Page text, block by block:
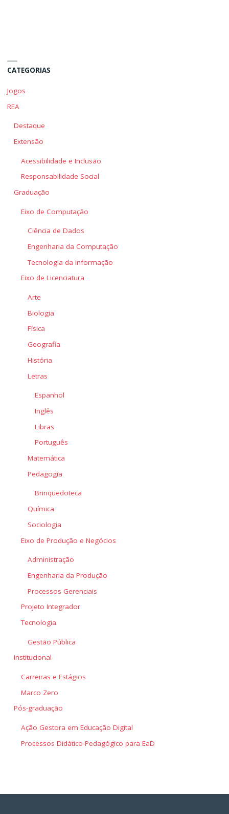
CATEGORIAS
Jogos
REA
Destaque
Extensão
Acessibilidade e Inclusão
Responsabilidade Social
Graduação
Eixo de Computação
Ciência de Dados
Engenharia da Computação
Tecnologia da Informação
Eixo de Licenciatura
Arte
Biologia
Física
Geografia
História
Letras
Espanhol
Inglês
Libras
Português
Matemática
Pedagogia
Brinquedoteca
Química
Sociologia
Eixo de Produção e Negócios
Administração
Engenharia da Produção
Processos Gerenciais
Projeto Integrador
Tecnologia
Gestão Pública
Institucional
Carreiras e Estágios
Marco Zero
Pós-graduação
Ação Gestora em Educação Digital
Processos Didático-Pedagógico para EaD